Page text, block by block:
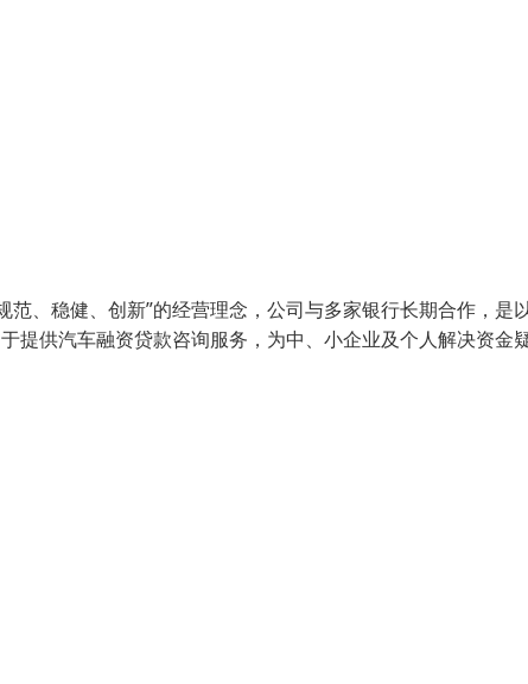
、稳健、创新”的经营理念，公司与多家银行长期合作，是
提供汽车融资贷款咨询服务，为中、小企业及个人解决资金